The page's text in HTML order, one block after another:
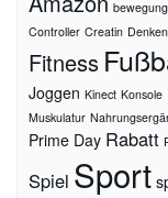
bewegung
Controller Creatin Denken
Fitness
Joggen Kinect Konsole
Muskulatur
Prime Day Rabatt
Spiel Sport